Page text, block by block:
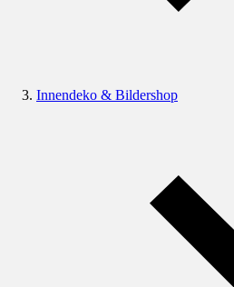
Innendeko & Bildershop